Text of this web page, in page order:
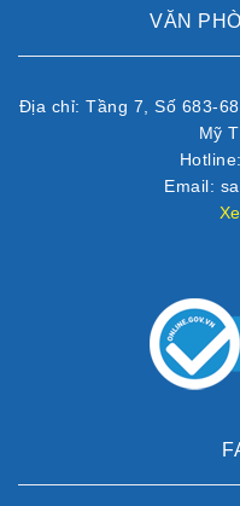
VĂN
Địa chỉ: Tầng 7, Số 683-
Mỹ
Email: